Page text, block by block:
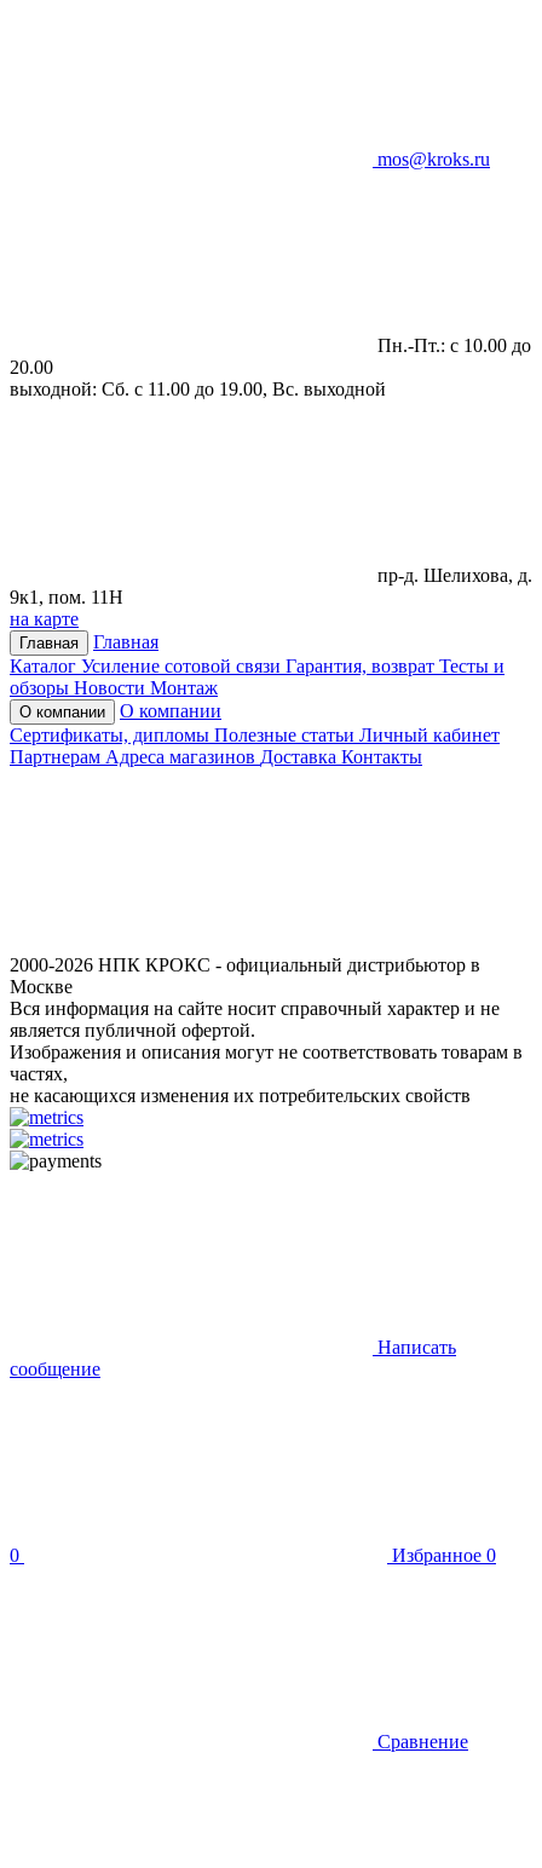
mos@kroks.ru
Пн.-Пт.: с 10.00 до
20.00
выходной: Сб. с 11.00 до 19.00, Вс. выходной
пр-д. Шелихова, д.
9к1, пом. 11Н
на карте
Главная
Главная
Каталог Усиление сотовой связи Гарантия, возврат Тесты и
обзоры Новости Монтаж
О компании
О компании
Сертификаты, дипломы Полезные статьи Личный кабинет
Партнерам Адреса магазинов Доставка Контакты
2000-2026 НПК КРОКС - официальный дистрибьютор в
Москве
Вся информация на сайте носит справочный характер и не
является публичной офертой.
Изображения и описания могут не соответствовать товарам в
частях,
не касающихся изменения их потребительских свойств
Написать
сообщение
0 Избранное 0
Сравнение